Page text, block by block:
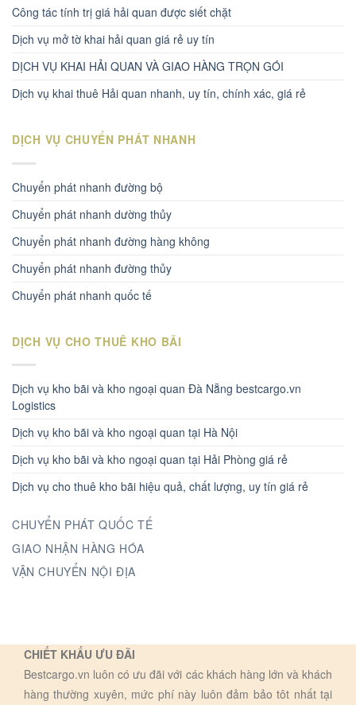
Công tác tính trị giá hải quan được siết chặt
Dịch vụ mở tờ khai hải quan giá rẻ uy tín
DỊCH VỤ KHAI HẢI QUAN VÀ GIAO HÀNG TRỌN GÓI
Dịch vụ khai thuê Hải quan nhanh, uy tín, chính xác, giá rẻ
DỊCH VỤ CHUYỂN PHÁT NHANH
Chuyển phát nhanh đường bộ
Chuyển phát nhanh dường thủy
Chuyển phát nhanh đường hàng không
Chuyển phát nhanh đường thủy
Chuyển phát nhanh quốc tế
DỊCH VỤ CHO THUÊ KHO BÃI
Dịch vụ kho bãi và kho ngoại quan Đà Nẵng bestcargo.vn
Logistics
Dịch vụ kho bãi và kho ngoại quan tại Hà Nội
Dịch vụ kho bãi và kho ngoại quan tại Hải Phòng giá rẻ
Dịch vụ cho thuê kho bãi hiệu quả, chất lượng, uy tín giá rẻ
CHUYỂN PHÁT QUỐC TẾ
GIAO NHẬN HÀNG HÓA
VẬN CHUYỂN NỘI ĐỊA
CHIẾT KHẤU ƯU ĐÃI
Bestcargo.vn luôn có ưu đãi với các khách hàng lớn và khách
hàng thường xuyên, mức phí này luôn đảm bảo tôt nhất tại